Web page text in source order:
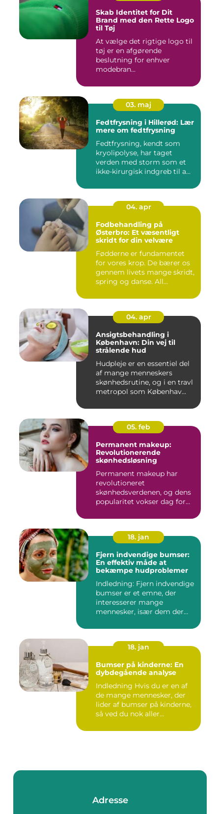
Skab Identitet for Dit
Brand med den Rette Logo
til Tøj
At vælge det rigtige logo til
tøj er en afgørende
beslutning for enhver
modebran...
03. maj
Fedtfrysning i Hillerød: Lær
mere om fedtfrysning
Fedtfrysning, kendt som
kryolipolyse, har taget
verden med storm som et
ikke-kirurgisk indgreb til a...
04. apr
Fodbehandling på
Østerbro: Et væsentligt
skridt for din velvære
Fødderne er fundamentet
for vores krop. De bærer os
gennem livets mange skridt,
spring og danse. All...
04. apr
Ansigtsbehandling i
København: Din vej til
strålende hud
Hudpleje er en essentiel del
af mange menneskers
skønhedsrutine, og i en travl
metropol som Københav...
05. feb
Permanent makeup:
Revolutionerende
skønhedsløsning
Permanent makeup har
revolutioneret
skønhedsverdenen, og dens
popularitet vokser dag for
18. jan
Fjern indvendige bumser:
En effektiv måde at
bekæmpe hudproblemer
Indledning: Fjern indvendige
bumser er et emne, der
interesserer mange
mennesker, især dem der
18. jan
Bumser på kinderne: En
dybdegående analyse
Indledning Hvis du er en af
de mange mennesker, der
lider af bumser på kinderne,
så ved du nok aller...
Adresse